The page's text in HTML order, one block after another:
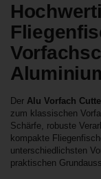
Der Alu Vorfach
zum klassischen
Schärfe, robuste
kompakte
unterschiedlichsten
praktischen